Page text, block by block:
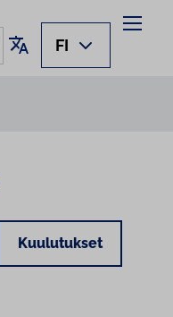
Käännä sivu
FI
Kuulutukset